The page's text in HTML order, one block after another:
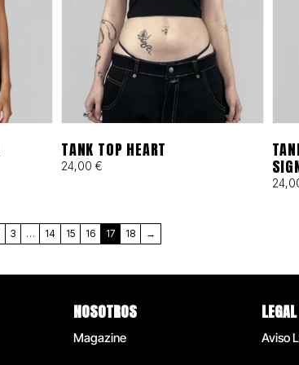
TANK TOP HEART
24,00 €
3 … 14 15 16 17 18 →
NOSOTROS
Magazine
LEGAL
Aviso